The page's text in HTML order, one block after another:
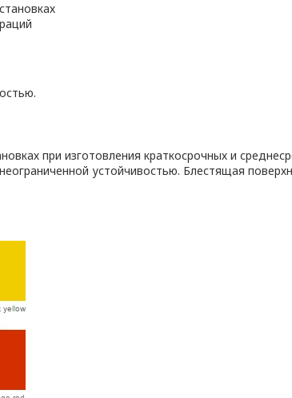
при изготовления краткосрочных и
устойчивостью. Блестящая